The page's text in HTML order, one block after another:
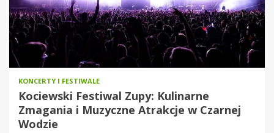
KONCERTY I FESTIWALE
Kociewski Festiwal Zupy: Kulinarne
Zmagania i Muzyczne Atrakcje w Czarnej
Wodzie